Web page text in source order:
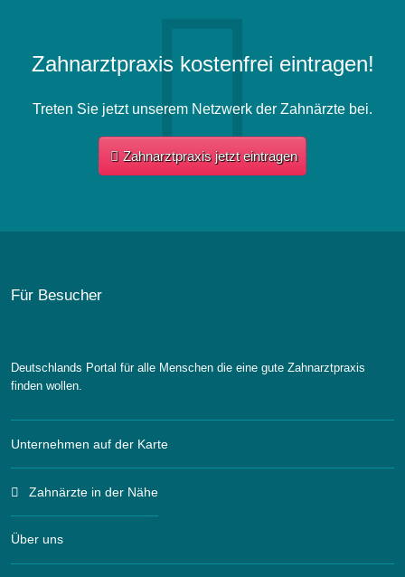
Zahnarztpraxis kostenfrei eintragen!
Treten Sie jetzt unserem Netzwerk der Zahnärzte bei.
Zahnarztpraxis jetzt eintragen
Für Besucher
Deutschlands Portal für alle Menschen die eine gute Zahnarztpraxis
finden wollen.
Unternehmen auf der Karte
Zahnärzte in der Nähe
Über uns